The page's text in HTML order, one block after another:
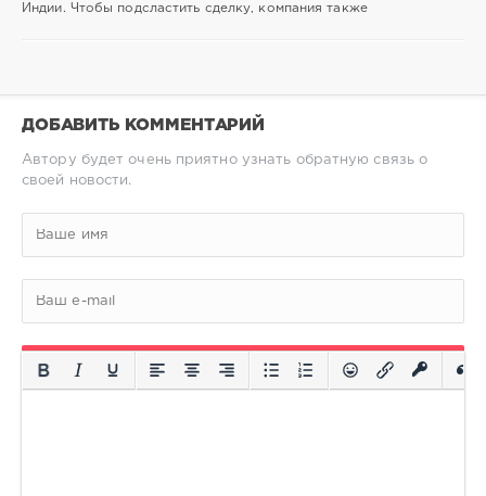
Индии. Чтобы подсластить сделку, компания также
ДОБАВИТЬ КОММЕНТАРИЙ
Автору будет очень приятно узнать обратную связь о
своей новости.